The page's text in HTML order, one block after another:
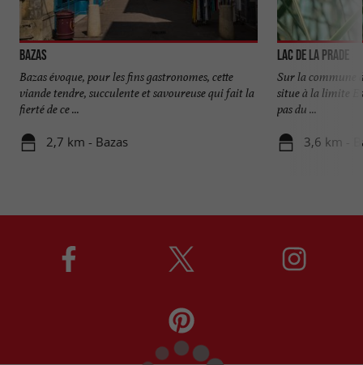
Bazas
Bazas évoque, pour les fins gastronomes, cette
viande tendre, succulente et savoureuse qui fait la
fierté de ce ...
2,7 km - Bazas
Lac de la Prade
Sur la commune
situe à la limite
pas du ...
3,6 km -